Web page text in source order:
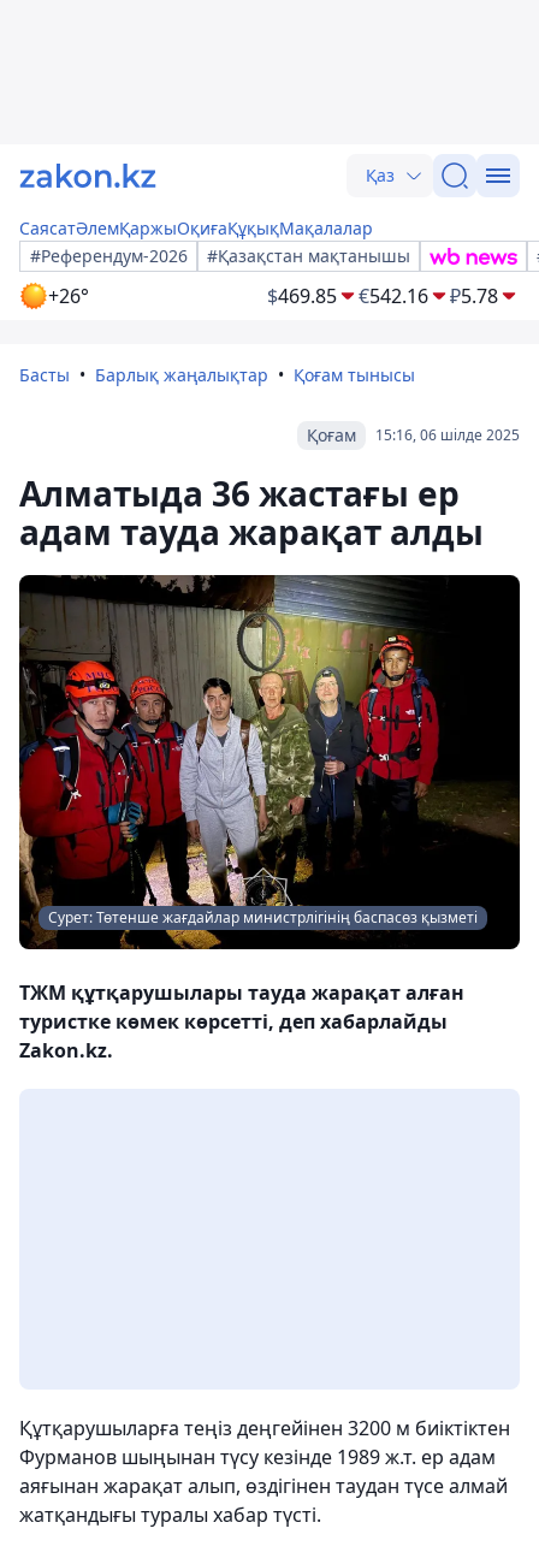
Қаз
СаясатӘлемҚаржыОқиғаҚұқықМақалалар
#Референдум-2026
#Қазақстан мақтанышы
+26° $469.85 €542.16 ₽5.78
Басты Барлық жаңалықтар Қоғам тынысы
15:16, 06 шілде 2025
Қоғам
Алматыда 36 жастағы ер
адам тауда жарақат алды
Сурет: Төтенше жағдайлар министрлігінің баспасөз қызметі
ТЖМ құтқарушылары тауда жарақат алған
туристке көмек көрсетті, деп хабарлайды
Zakon.kz.
Құтқарушыларға теңіз деңгейінен 3200 м биіктіктен
Фурманов шыңынан түсу кезінде 1989 ж.т. ер адам
аяғынан жарақат алып, өздігінен таудан түсе алмай
жатқандығы туралы хабар түсті.